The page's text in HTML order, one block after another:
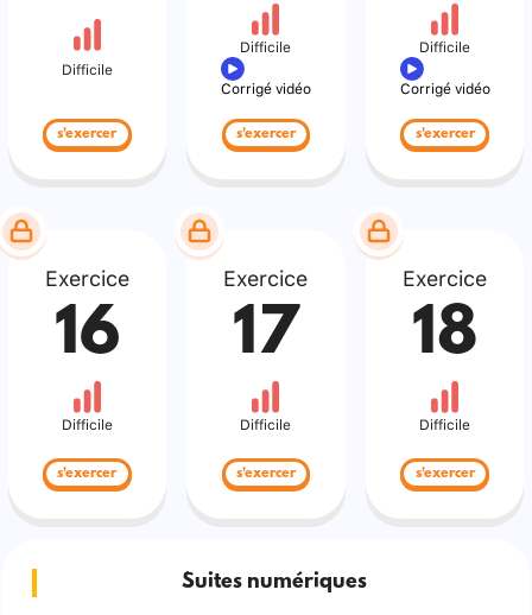
Difficile
s'exercer
Difficile
Corrigé vidéo
s'exercer
Difficile
Corrigé vidéo
s'exercer
Exercice
16
Difficile
s'exercer
Exercice
17
Difficile
s'exercer
Exercice
18
Difficile
s'exercer
Suites numériques